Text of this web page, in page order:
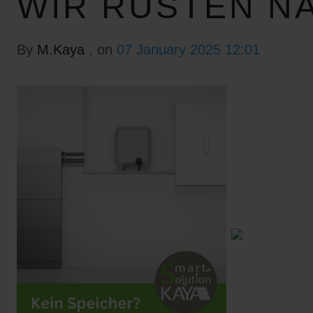
By M.Kaya , on 07 January 2025 12:01